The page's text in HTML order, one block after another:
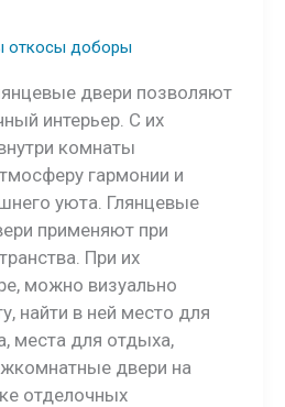
откосы доборы
двери позволяют
интерьер. С их
комнаты
гармонии и
уюта. Глянцевые
применяют при
При их
можно визуально
найти в ней место для
места для отдыха,
двери на
отделочных